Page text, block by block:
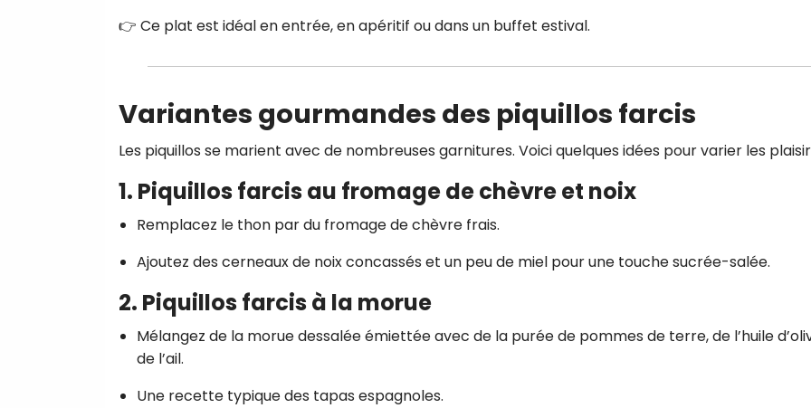
👉 Ce plat est idéal en entrée, en apéritif ou dans un buffet estival.
Variantes gourmandes des piquillos farcis
Les piquillos se marient avec de nombreuses garnitures. Voici quelques idées pour varier les
1. Piquillos farcis au fromage de chèvre et noix
Remplacez le thon par du fromage de chèvre frais.
Ajoutez des cerneaux de noix concassés et un peu de miel pour une touche sucrée-salée.
2. Piquillos farcis à la morue
Mélangez de la morue dessalée émiettée avec de la purée de pommes de terre, de l’huile
de l’ail.
Une recette typique des tapas espagnoles.